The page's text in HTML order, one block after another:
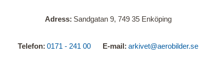
Adress Sandgatan 9, 749 35 Enköping
Telefon 0171 - 241 00 E-mail arkivet@aerobilder.se